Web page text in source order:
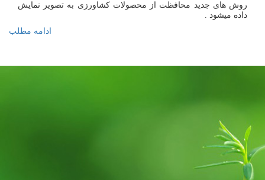
روش های جدید محافظت از محصولات کشاورزی به تصویر نمایش
داده میشود .
ادامه مطلب